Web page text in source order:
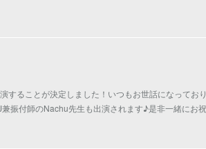
することが決定しました！いつもお世話になってお
振付師のNachu先生も出演されます♪是非一緒にお